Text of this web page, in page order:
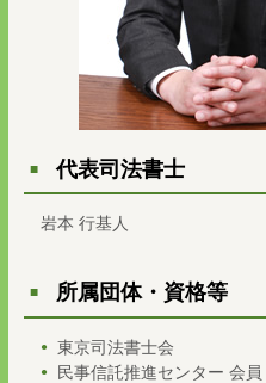
代表司法書士
岩本 行基人
所属団体・資格等
東京司法書士会
民事信託推進センター 会員